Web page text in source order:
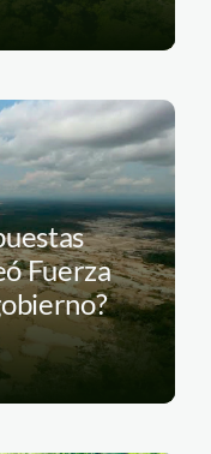
Fuerza